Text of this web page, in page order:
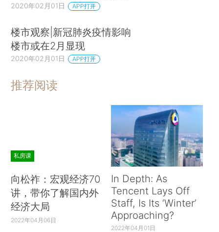
2020年02月01日 APP打开
楼市观察|新冠肺炎疫情影响
楼市或在2月显现
2020年02月01日 APP打开
推荐阅读
私房课
向松祚：宏观经济70
讲，带你了解国内外
经济大局
2022年04月06日
In Depth: As
Tencent Lays Off
Staff, Is Its ‘Winter’
Approaching?
2022年04月01日